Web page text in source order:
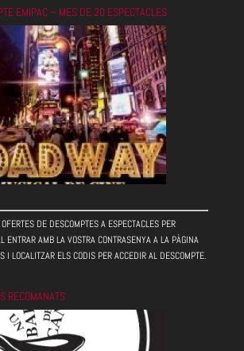
EMIPAC – MES DE 20 ESPECTACLES
DE DESCOMPTES A ESPECTACLES PER
ENTRAR AMB LA VOSTRA CONTRASENYA A LA PÀGINA
I LOCALITZAR ELS CODIS PER ACCEDIR AL DESCOMPTE.
RECOMANATS